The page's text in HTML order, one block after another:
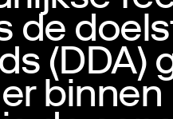
de
(DDA)